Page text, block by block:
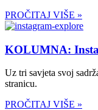
PROČITAJ VIŠE »
KOLUMNA:
Uz tri savjeta svoj
stranicu.
PROČITAJ VIŠE »